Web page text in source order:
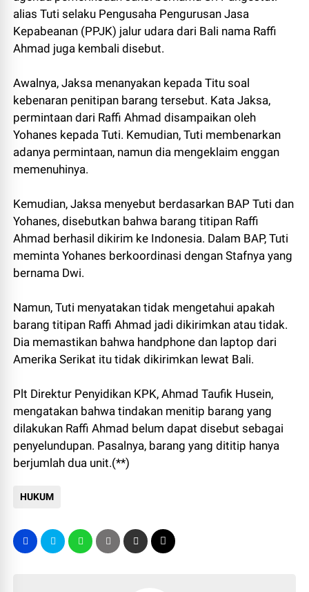
alias Tuti selaku Pengusaha Pengurusan Jasa
Kepabeanan (PPJK) jalur udara dari Bali nama Raffi
Ahmad juga kembali disebut.
Awalnya, Jaksa menanyakan kepada Titu soal
kebenaran penitipan barang tersebut. Kata Jaksa,
permintaan dari Raffi Ahmad disampaikan oleh
Yohanes kepada Tuti. Kemudian, Tuti membenarkan
adanya permintaan, namun dia mengeklaim enggan
memenuhinya.
Kemudian, Jaksa menyebut berdasarkan BAP Tuti dan
Yohanes, disebutkan bahwa barang titipan Raffi
Ahmad berhasil dikirim ke Indonesia. Dalam BAP, Tuti
meminta Yohanes berkoordinasi dengan Stafnya yang
bernama Dwi.
Namun, Tuti menyatakan tidak mengetahui apakah
barang titipan Raffi Ahmad jadi dikirimkan atau tidak.
Dia memastikan bahwa handphone dan laptop dari
Amerika Serikat itu tidak dikirimkan lewat Bali.
Plt Direktur Penyidikan KPK, Ahmad Taufik Husein,
mengatakan bahwa tindakan menitip barang yang
dilakukan Raffi Ahmad belum dapat disebut sebagai
penyelundupan. Pasalnya, barang yang dititip hanya
berjumlah dua unit.(**)
HUKUM